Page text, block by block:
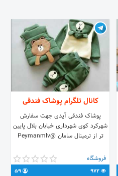
کانال تلگرام پوشاک فندقی
پوشاک فندقی آیدی جهت سفارش
شهرکرد کوی شهرداری خیابان بلال پایین
تر از ترمینال سامان @Peymanmlv
فروشگاه